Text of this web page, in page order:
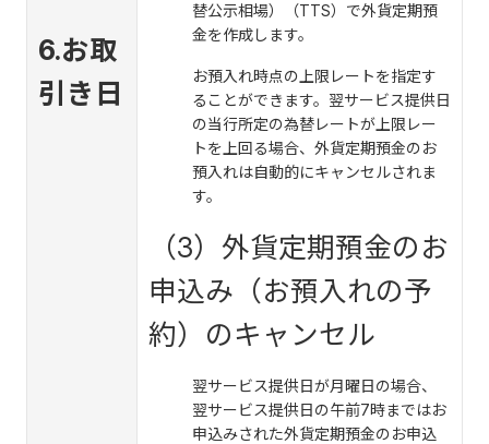
6.お取
引き日
替公示相場）（TTS）で外貨定期預
金を作成します。
お預入れ時点の上限レートを指定す
ることができます。翌サービス提供日
の当行所定の為替レートが上限レー
トを上回る場合、外貨定期預金のお
預入れは自動的にキャンセルされま
す。
（3）外貨定期預金のお
申込み（お預入れの予
約）のキャンセル
翌サービス提供日が月曜日の場合、
翌サービス提供日の午前7時まではお
申込みされた外貨定期預金のお申込